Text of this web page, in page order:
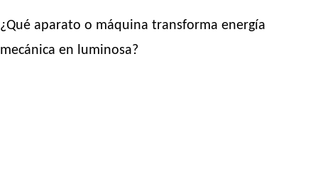
¿Qué aparato o máquina transforma energía
mecánica en luminosa?